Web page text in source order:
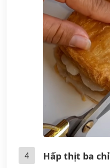
4
Hấp thịt ba chỉ